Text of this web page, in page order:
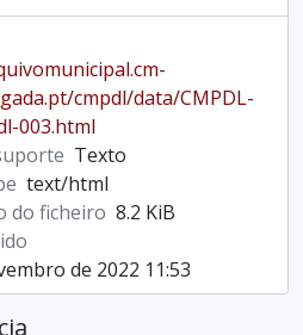
cmpdl/data/CMPDL-
003.html
Texto
text/html
do ficheiro 8.2 KiB
de 2022 11:53